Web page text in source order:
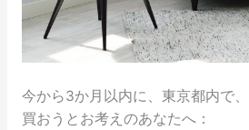
今から3か月以内に、東京都内で
買おうとお考えのあなたへ：